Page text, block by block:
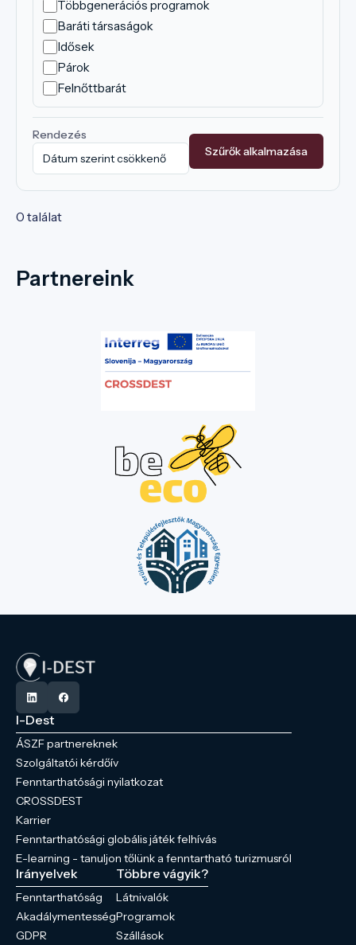
Többgenerációs programok
Baráti társaságok
Idősek
Párok
Felnőttbarát
Rendezés
Szűrők alkalmazása
0 találat
Partnereink
I-Dest
ÁSZF partnereknek
Szolgáltatói kérdőív
Fenntarthatósági nyilatkozat
CROSSDEST
Karrier
Fenntarthatósági globális játék felhívás
E-learning - tanuljon tőlünk a fenntartható turizmusról
Irányelvek
Fenntarthatóság
Akadálymentesség
GDPR
Többre vágyik?
Látnivalók
Programok
Szállások